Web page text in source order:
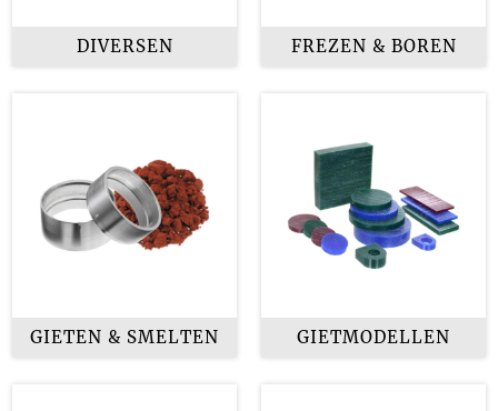
DIVERSEN FREZEN & BOREN
GIETEN & SMELTEN GIETMODELLEN